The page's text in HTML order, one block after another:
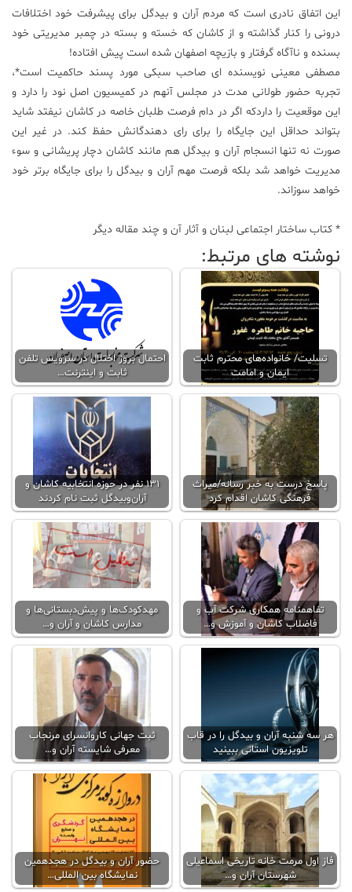
این اتفاق نادری است که مردم آران و بیدگل برای پیشرفت خود اختلافات
درونی را کنار گذاشته و از کاشان که خسته و بسته در چمبر مدیریتی خود
بسنده و ناآگاه گرفتار و بازیچه اصفهان شده است پیش افتاده!
مصطفی معینی نویسنده ای صاحب سبکی مورد پسند حاکمیت است*،
تجربه حضور طولانی مدت در مجلس آنهم در کمیسیون اصل نود را دارد و
این موقعیت را داردکه اگر در دام فرصت طلبان خاصه در کاشان نیفتد شاید
بتواند حداقل این جایگاه را برای رای دهندگانش حفظ کند. در غیر این
صورت نه تنها انسجام آران و بیدگل هم مانند کاشان دچار پریشانی و سوء
مدیریت خواهد شد بلکه فرصت مهم آران و بیدگل را برای جایگاه برتر خود
خواهد سوزاند.
* کتاب ساختار اجتماعی لبنان و آثار آن و چند مقاله دیگر
نوشته های مرتبط:
تسلیت/ خانواده‌های محترم ثابت
ایمان و امامت
احتمال بروز اختلال در سرویس تلفن
ثابت و اینترنت…
پاسخ درست به خبر رسانه/میراث
فرهنگی کاشان اقدام کرد
۱۳۱ نفر در حوزه انتخابیه کاشان و
آران‌و‌بیدگل ثبت نام کردند
تفاهمنامه همکاری شرکت آب و
فاضلاب کاشان و آموزش و…
مهدکودک‌ها و پیش‌دبستانی‌ها و
مدارس کاشان و آران و…
هر سه شنبه آران و بیدگل را در قاب
تلویزیون استانی ببینید
ثبت جهانی کاروانسرای مرنجاب
معرفی شایسته آران و…
فاز اول مرمت خانه تاریخی اسماعیلی
شهرستان آران و…
حضور آران و بیدگل در هجدهمین
نمایشگاه بین المللی…